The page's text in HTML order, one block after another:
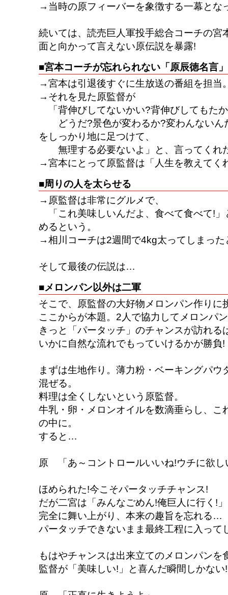
→当時の原フィーバーを象徴する一幕とな
続いては、読売巨人軍投手総合コーチの宮
面と向かって言えない原伝説を暴露!
■宮本コーチが忘れられない「原辰徳名言」
→宮本は引退後すぐに生放送の番組を担当
→それを見た原監督が
「背伸びしてないかい?背伸びしてもた
どうだ?景色が変わるか?変わんないん
をしっかり地に足つけて、
無理する必要ないよ」と、言ってくれ
→宮本にとって原監督は「人生を教えてく
■周りの人を太らせる
→原監督は非常にグルメで、
「これ美味しいんだよ、食べて食べて!」
めるという。
→相川コーチは2週間で4kg太ってしまった
そして最後の伝説は…
■メロンパン以外は二軍
そこで、原監督の大好物メロンパン作りに
ここからが本題。2人で協力してメロンパ
きっと「パータッチ」のチャンスが訪れる
いかに自然な流れでもっていけるかが勝負!
まずは生地作り。薄力粉・ベーキングパウ
混ぜる。
料理は全くしないという原監督。
牛乳・卵・メロンオイルを数滴垂らし、こ
の中に。
すると…
原 「あ～コントロールいいね!ウチに欲し
ほめられた!今こそパータッチチャンス!
だが二宮は「みんなごめん!俺巨人に行く!」
完全に舞い上がり、本来の趣旨を忘れる…
パータッチできないまま最終工程に入って
もはやチャンスは出来立てのメロンパンを
監督が「美味しい!」と喜んだ瞬間しかな